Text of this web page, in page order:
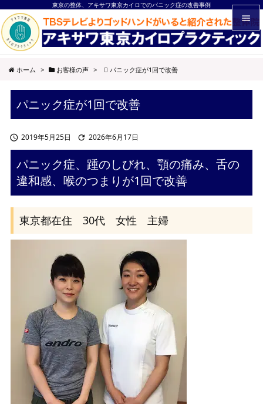
東京の整体、アキサワ東京カイロでのパニック症の改善事例


メニュ
ホーム > お客様の声 > パニック症が1回で改善
パニック症が1回で改善
 2019年5月25日  2026年6月17日
パニック症、踵のしびれ、顎の痛み、舌の
違和感、喉のつまりが1回で改善
東京都在住 30代 女性 主婦